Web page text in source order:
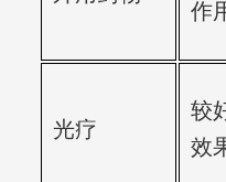
作
光疗
较
效